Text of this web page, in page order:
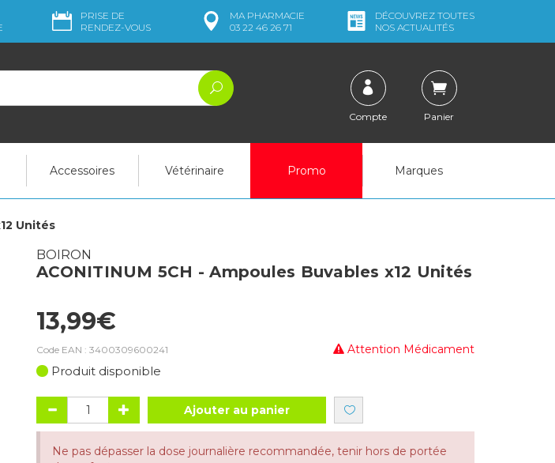
PRISE DE
RENDEZ-VOUS
MAPHARMACIE
03 22 46 26 71
DÉCOUVREZ TOUTES
NOS ACTUALITÉS
Compte Panier
Accessoires Vétérinaire Promo Marques
Unités
BOIRON
ACONITINUM 5CH - Ampoules Buvables x12 Unités
13,99€
Attention Médicament
Code EAN : 3400309600241
Produit disponible
Ajouter au panier
Ne pas dépasser la dose journalière recommandée, tenir hors de portée